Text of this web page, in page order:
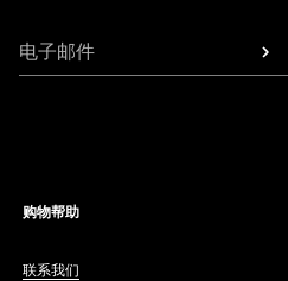
电子邮件
购物帮助
联系我们